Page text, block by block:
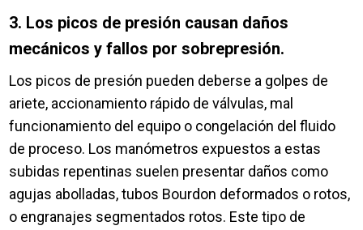
3. Los picos de presión causan daños
mecánicos y fallos por sobrepresión.
Los picos de presión pueden deberse a golpes de
ariete, accionamiento rápido de válvulas, mal
funcionamiento del equipo o congelación del fluido
de proceso. Los manómetros expuestos a estas
subidas repentinas suelen presentar daños como
agujas abolladas, tubos Bourdon deformados o rotos,
o engranajes segmentados rotos. Este tipo de